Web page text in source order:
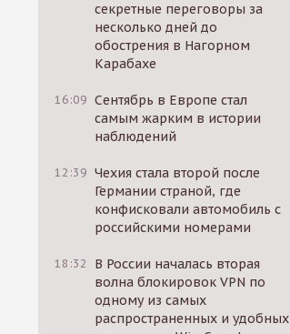
секретные переговоры за
несколько дней до
обострения в Нагорном
Карабахе
16:09 Сентябрь в Европе стал
самым жарким в истории
наблюдений
12:39 Чехия стала второй после
Германии страной, где
конфисковали автомобиль с
российскими номерами
18:32
В России началась вторая
волна блокировок VPN по
одному из самых
распространенных и удобных